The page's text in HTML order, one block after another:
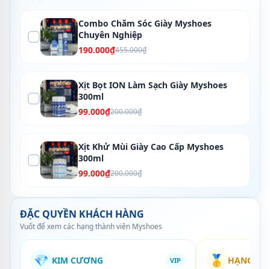
Combo Chăm Sóc Giày Myshoes
Chuyên Nghiệp
190.000₫455.000₫
Xịt Bọt ION Làm Sạch Giày Myshoes
300ml
99.000₫200.000₫
Xịt Khử Mùi Giày Cao Cấp Myshoes
300ml
99.000₫200.000₫
ĐẶC QUYỀN KHÁCH HÀNG
Vuốt để xem các hạng thành viên Myshoes
💎 KIM CƯƠNG VIP 🥇 HẠNG